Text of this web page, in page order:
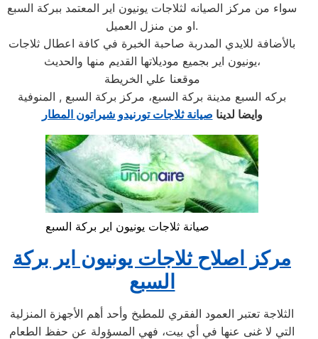
سواء من مركز الصيانه لثلاجات يونيون اير المعتمد ببركة السبع
او من منزل العميل.
بالأضافة للايدي المدربة صاحبة الخبرة في كافة اعطال ثلاجات
يونيون اير بجميع موديلاتها القديم منها والحديث،
موقعنا علي الخريطة
بركه السبع مدينة بركة السبع، مركز بركة السبع , المنوفية
وايضا لدينا صيانة ثلاجات تورنيدو شيراتون المطار
صيانة ثلاجات يونيون اير بركة السبع
مركز اصلاح ثلاجات يونيون اير بركة
السبع
الثلاجة تعتبر العمود الفقري للمطبخ وأحد أهم الأجهزة المنزلية
التي لا غنى عنها في أي بيت، فهي المسؤولة عن حفظ الطعام